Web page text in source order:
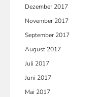
Dezember 2017
November 2017
September 2017
August 2017
Juli 2017
Juni 2017
Mai 2017